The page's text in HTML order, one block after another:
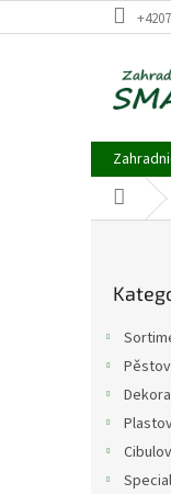
na
Domů